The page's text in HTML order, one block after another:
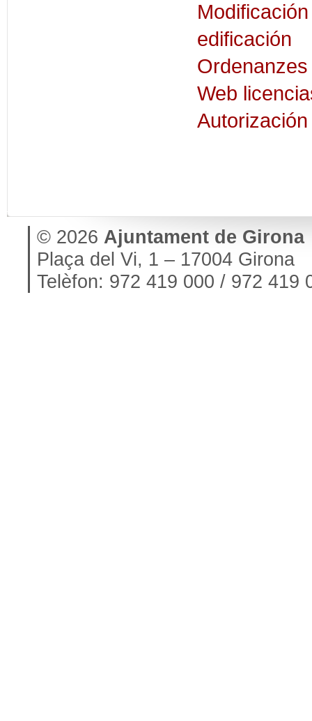
edificación
Web
© 2026 Ajuntament de Girona
Plaça del Vi, 1 – 17004 Girona
Telèfon: 972 419 000 / 972 419